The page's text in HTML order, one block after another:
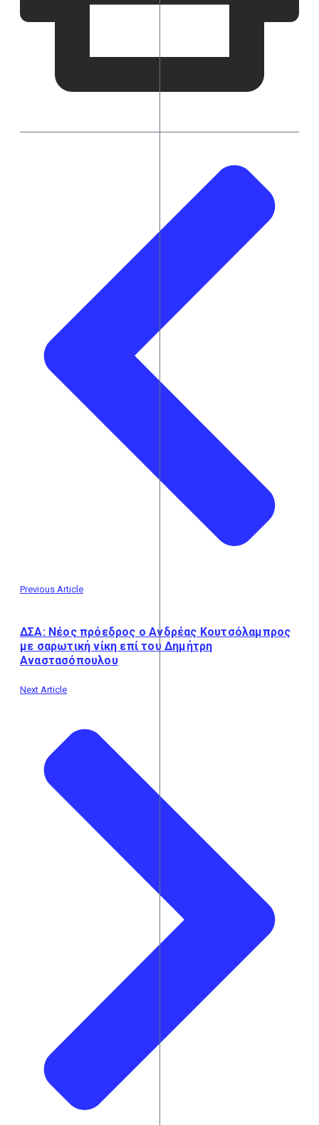
Previous Article
ΔΣΑ: Νέος πρόεδρος ο Ανδρέας Κουτσόλαμπρος
με σαρωτική νίκη επί του Δημήτρη
Αναστασόπουλου
Next Article